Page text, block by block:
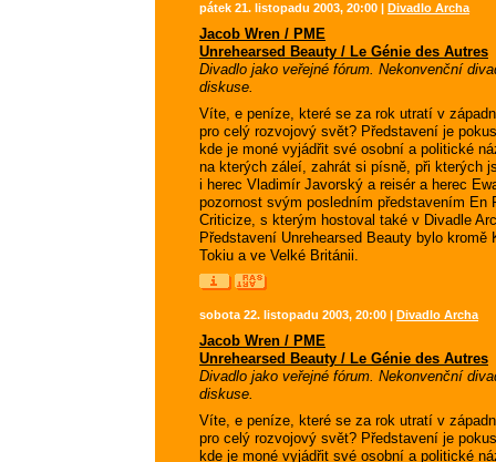
pátek 21. listopadu 2003, 20:00 | Divadlo Archa
Jacob Wren / PME
Unrehearsed Beauty / Le Génie des Autres
Divadlo jako veřejné fórum. Nekonvenční
diskuse.
Víte, e peníze, které se za rok utratí v
pro celý rozvojový svět? Představení je
kde je moné vyjádřit své osobní a politické
na kterých záleí, zahrát si písně, při kterých
i herec Vladimír Javorský a reisér a herec
pozornost svým posledním představením En
Criticize, s kterým hostoval také v Divadle
Představení Unrehearsed Beauty bylo
Tokiu a ve Velké Británii.
sobota 22. listopadu 2003, 20:00 | Divadlo Archa
Jacob Wren / PME
Unrehearsed Beauty / Le Génie des Autres
Divadlo jako veřejné fórum. Nekonvenční
diskuse.
Víte, e peníze, které se za rok utratí v
pro celý rozvojový svět? Představení je
kde je moné vyjádřit své osobní a politické